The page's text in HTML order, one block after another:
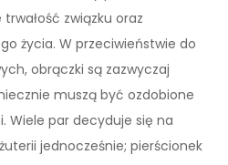
związku oraz
życia. W przeciwieństwie do
obrączki są zazwyczaj
muszą być ozdobione
Wiele par decyduje się na
jednocześnie; pierścionek